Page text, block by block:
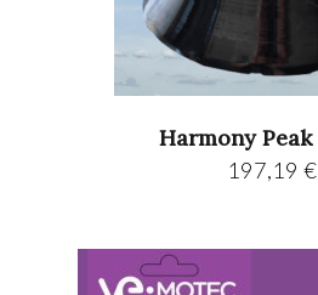
Harmony
197,19 €